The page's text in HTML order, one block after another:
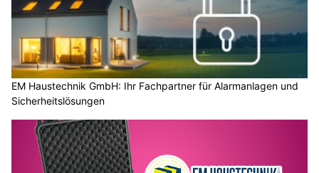
EM Haustechnik GmbH: Ihr Fachpartner für Alarmanlagen und
Sicherheitslösungen